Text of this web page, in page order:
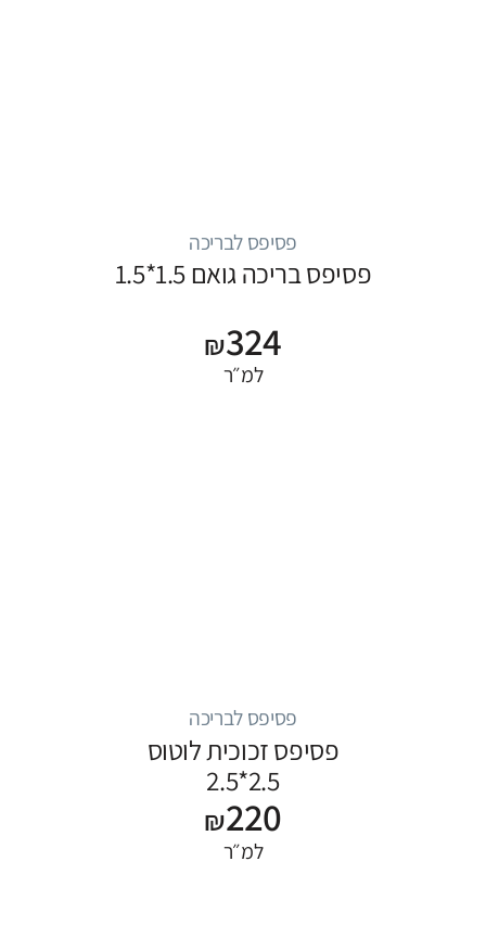
פסיפס לבריכה
פסיפס בריכה גואם 1.5*1.5
₪324
למ״ר
פסיפס לבריכה
פסיפס זכוכית לוטוס
2.5*2.5
₪220
למ״ר